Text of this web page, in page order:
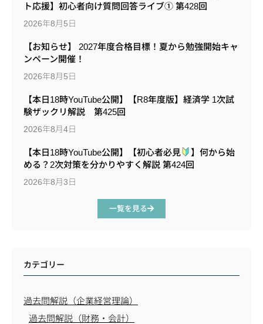
ト応援】初心者向け質問回答ライブ① 第428回
2026年8月5日
【お知らせ】 2027年度合格目標！夏から勉強開始キャ
ンペーン開催！
2026年8月5日
【本日18時YouTube公開】【R8年度版】経済学 1次試
験ザックリ解説 第425回
2026年8月4日
【本日18時YouTube公開】【初心者必見
】何から始
める？2次対策を分かりやすく解説 第424回
2026年8月3日
一覧を見る
カテゴリー
過去問解説（企業経営理論）
過去問解説（財務・会計）